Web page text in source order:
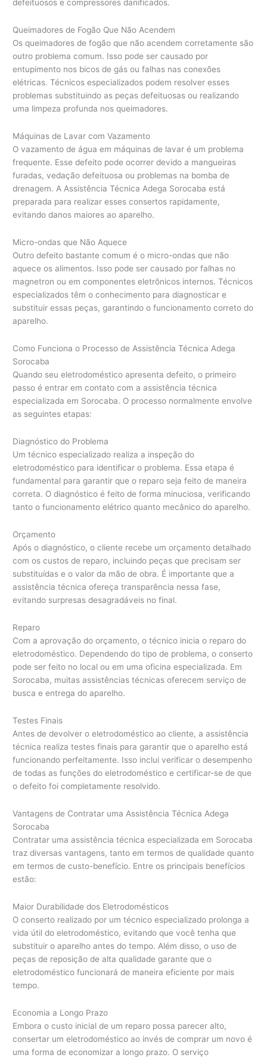
defeituosos e compressores danificados.
Queimadores de Fogão Que Não Acendem
Os queimadores de fogão que não acendem corretamente são
outro problema comum. Isso pode ser causado por
entupimento nos bicos de gás ou falhas nas conexões
elétricas. Técnicos especializados podem resolver esses
problemas substituindo as peças defeituosas ou realizando
uma limpeza profunda nos queimadores.
Máquinas de Lavar com Vazamento
O vazamento de água em máquinas de lavar é um problema
frequente. Esse defeito pode ocorrer devido a mangueiras
furadas, vedação defeituosa ou problemas na bomba de
drenagem. A Assistência Técnica Adega Sorocaba está
preparada para realizar esses consertos rapidamente,
evitando danos maiores ao aparelho.
Micro-ondas que Não Aquece
Outro defeito bastante comum é o micro-ondas que não
aquece os alimentos. Isso pode ser causado por falhas no
magnetron ou em componentes eletrônicos internos. Técnicos
especializados têm o conhecimento para diagnosticar e
substituir essas peças, garantindo o funcionamento correto do
aparelho.
Como Funciona o Processo de Assistência Técnica Adega
Sorocaba
Quando seu eletrodoméstico apresenta defeito, o primeiro
passo é entrar em contato com a assistência técnica
especializada em Sorocaba. O processo normalmente envolve
as seguintes etapas:
Diagnóstico do Problema
Um técnico especializado realiza a inspeção do
eletrodoméstico para identificar o problema. Essa etapa é
fundamental para garantir que o reparo seja feito de maneira
correta. O diagnóstico é feito de forma minuciosa, verificando
tanto o funcionamento elétrico quanto mecânico do aparelho.
Orçamento
Após o diagnóstico, o cliente recebe um orçamento detalhado
com os custos de reparo, incluindo peças que precisam ser
substituídas e o valor da mão de obra. É importante que a
assistência técnica ofereça transparência nessa fase,
evitando surpresas desagradáveis no final.
Reparo
Com a aprovação do orçamento, o técnico inicia o reparo do
eletrodoméstico. Dependendo do tipo de problema, o conserto
pode ser feito no local ou em uma oficina especializada. Em
Sorocaba, muitas assistências técnicas oferecem serviço de
busca e entrega do aparelho.
Testes Finais
Antes de devolver o eletrodoméstico ao cliente, a assistência
técnica realiza testes finais para garantir que o aparelho está
funcionando perfeitamente. Isso inclui verificar o desempenho
de todas as funções do eletrodoméstico e certificar-se de que
o defeito foi completamente resolvido.
Vantagens de Contratar uma Assistência Técnica Adega
Sorocaba
Contratar uma assistência técnica especializada em Sorocaba
traz diversas vantagens, tanto em termos de qualidade quanto
em termos de custo-benefício. Entre os principais benefícios
estão:
Maior Durabilidade dos Eletrodomésticos
O conserto realizado por um técnico especializado prolonga a
vida útil do eletrodoméstico, evitando que você tenha que
substituir o aparelho antes do tempo. Além disso, o uso de
peças de reposição de alta qualidade garante que o
eletrodoméstico funcionará de maneira eficiente por mais
tempo.
Economia a Longo Prazo
Embora o custo inicial de um reparo possa parecer alto,
consertar um eletrodoméstico ao invés de comprar um novo é
uma forma de economizar a longo prazo. O serviço